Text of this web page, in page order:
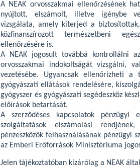
A NEAK orvosszakmai ellenőrzésének
nyújtott, elszámolt, illetve igénybe
vizsgálata, amely kiterjed a
közfinanszírozott természetbeni
ellenőrzésére is.
A NEAK jogosult továbbá kontrollálni
orvosszakmai indokoltságát vizsgálni,
vezetésébe. Ugyancsak ellenőrizheti a
gyógyászati ellátások rendelésére,
gyógyszer és gyógyászati segédeszköz
előírások betartását.
A szerződéses kapcsolatok pénzügyi
szolgáltatások elszámolási
pénzeszközök felhasználásának pénzügyi
az Emberi Erőforrások Minisztériuma
Jelen tájékoztatóban kizárólag a NEAK